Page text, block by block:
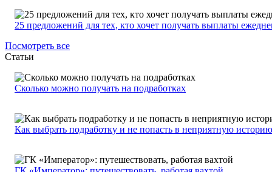
25 предложений для тех, кто хочет получать выплаты
Посмотреть все
Статьи
Сколько можно получать на подработках
Как выбрать подработку и не попасть в неприятную историю